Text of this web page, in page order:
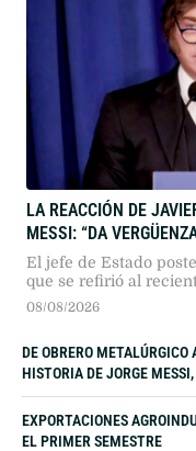
LA REACCIÓN DE
MESSI: “DA
El jefe de Estado
que se refirió al
08/08/2026
DE OBRERO
HISTORIA DE JORGE
EXPORTACIONES
EL PRIMER SEMESTRE